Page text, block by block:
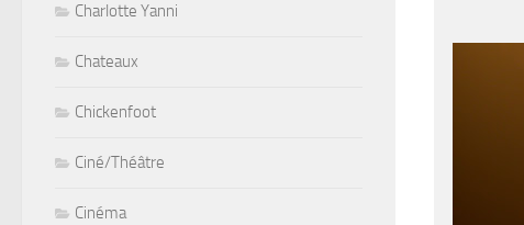
Charlotte Yanni
Chateaux
Chickenfoot
Ciné/Théâtre
Cinéma